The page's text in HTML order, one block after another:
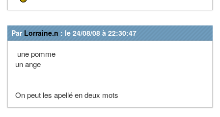
Par Lorraine.n : le 24/08/08 à 22:30:47
une pomme
un ange
On peut les apellé en deux mots